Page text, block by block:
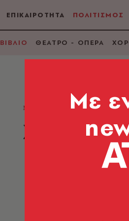
ΕΠΙΚΑΙΡΟΤΗΤΑ ΠΟΛΙΤΙΣΜΟΣ
ΒΙΒΛΙΟ ΘΕΑΤΡΟ - ΟΠΕΡΑ
ΜΥΘΙΣΤΟΡΗΜΑ
Σμιθ
Mε